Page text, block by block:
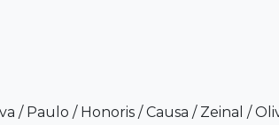
/ Paulo / Honoris /Causa / Zeinal /